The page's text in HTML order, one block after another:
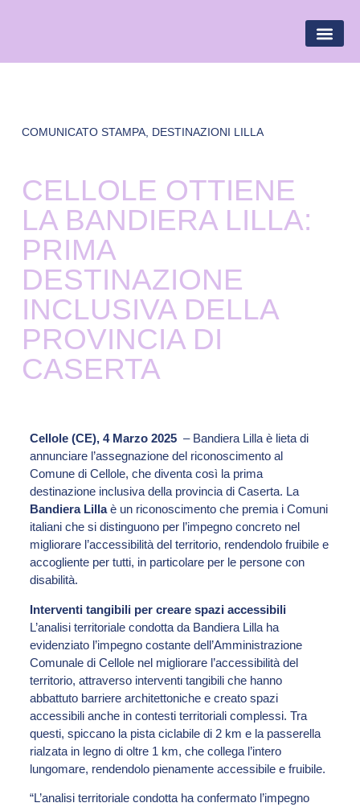
COMUNICATO STAMPA, DESTINAZIONI LILLA
CELLOLE OTTIENE
LA BANDIERA LILLA:
PRIMA
DESTINAZIONE
INCLUSIVA DELLA
PROVINCIA DI
CASERTA
Cellole (CE), 4 Marzo 2025– Bandiera Lilla è lieta di
annunciare l’assegnazione del riconoscimento al
Comune di Cellole, che diventa così la prima
destinazione inclusiva della provincia di Caserta. La
Bandiera Lillaè un riconoscimento che premia i Comuni
italiani che si distinguono per l’impegno concreto nel
migliorare l’accessibilità del territorio, rendendolo fruibile e
accogliente per tutti, in particolare per le persone con
disabilità.
Interventi tangibili per creare spazi accessibili
L’analisi territoriale condotta da Bandiera Lilla ha
evidenziato l’impegno costante dell’Amministrazione
Comunale di Cellole nel migliorare l’accessibilità del
territorio, attraverso interventi tangibili che hanno
abbattuto barriere architettoniche e creato spazi
accessibili anche in contesti territoriali complessi. Tra
questi, spiccano la pista ciclabile di 2 km e la passerella
rialzata in legno di oltre 1 km, che collega l’intero
lungomare, rendendolo pienamente accessibile e fruibile.
“L’analisi territoriale condotta ha confermato l’impegno